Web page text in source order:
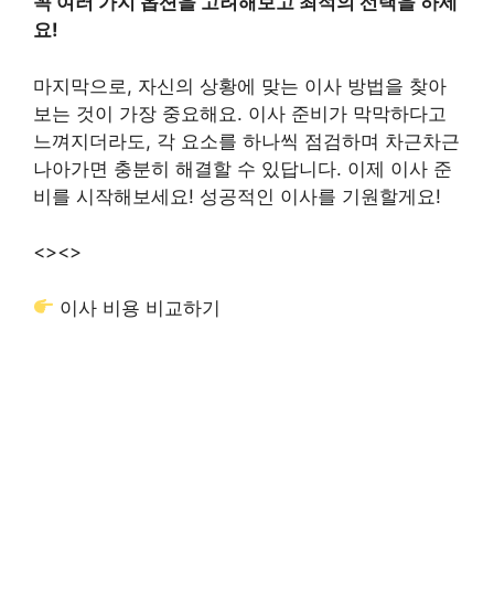
요!
마지막으로, 자신의 상황에 맞는 이사 방법을 찾아
보는 것이 가장 중요해요. 이사 준비가 막막하다고
느껴지더라도, 각 요소를 하나씩 점검하며 차근차근
나아가면 충분히 해결할 수 있답니다. 이제 이사 준
비를 시작해보세요! 성공적인 이사를 기원할게요!
<><>
이사 비용 비교하기